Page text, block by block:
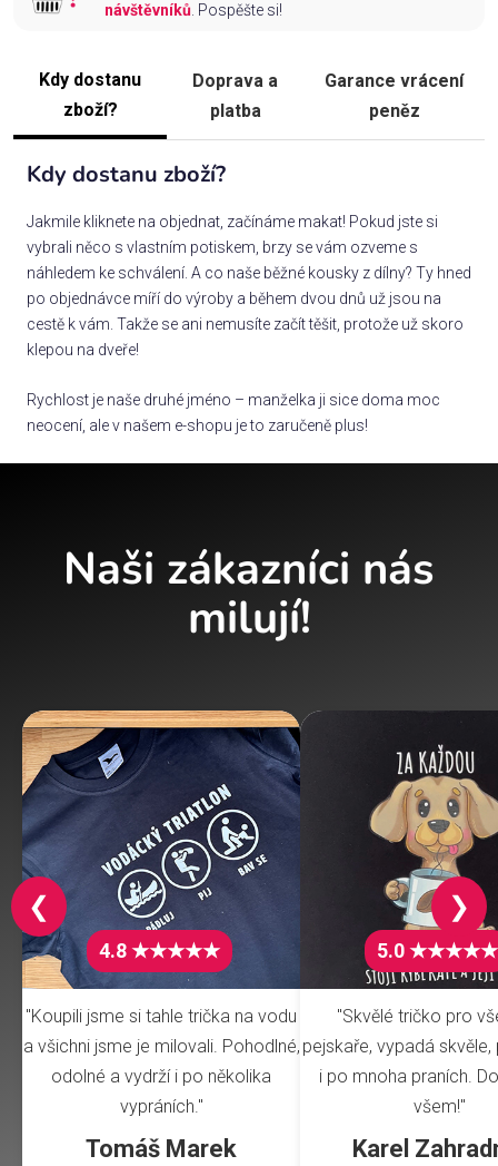
návštěvníků. Pospěšte si!
Kdy dostanu
zboží?
Doprava a
platba
Garance vrácení
peněz
Kdy dostanu zboží?
Jakmile kliknete na objednat, začínáme makat! Pokud jste si
vybrali něco s vlastním potiskem, brzy se vám ozveme s
náhledem ke schválení. A co naše běžné kousky z dílny? Ty hned
po objednávce míří do výroby a během dvou dnů už jsou na
cestě k vám. Takže se ani nemusíte začít těšit, protože už skoro
klepou na dveře!
Rychlost je naše druhé jméno – manželka ji sice doma moc
neocení, ale v našem e-shopu je to zaručeně plus!
Naši zákazníci nás
milují!
4.8 ★★★★★
"Koupili jsme si tahle trička na vodu
a všichni jsme je milovali. Pohodlné,
odolné a vydrží i po několika
vypráních."
Tomáš Marek
5.0 ★★★★★
"Skvělé tričko pro
pejskaře, vypadá
i po mnoha praních.
všem!"
Karel
❮ ❯